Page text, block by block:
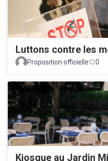
Luttons contre les
Proposition officielle
0
Kiosque au Jardin